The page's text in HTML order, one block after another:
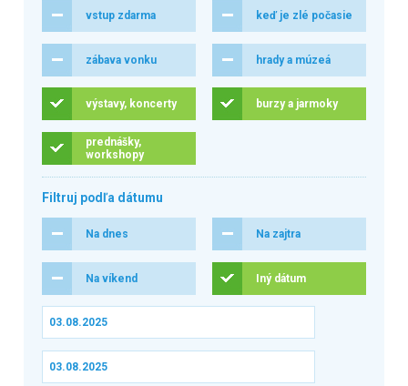
vstup zdarma keď je zlé počasie
zábava vonku hrady a múzeá
výstavy, koncerty burzy a jarmoky
prednášky,
workshopy
Filtruj podľa dátumu
Na dnes Na zajtra
Na víkend Iný dátum